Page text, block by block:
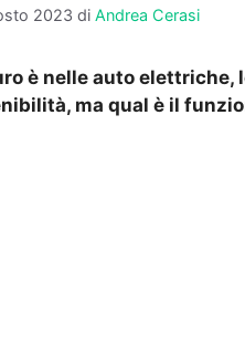
2023 di Andrea Cerasi
è nelle auto elettriche,
ma qual è il